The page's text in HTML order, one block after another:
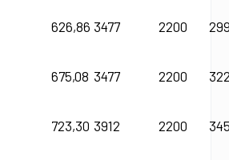
626,86 3477 2200
675,08 3477 2200
723,30 3912 2200